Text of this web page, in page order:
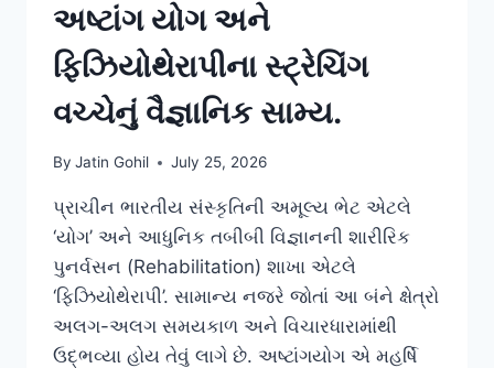
અષ્ટાંગ યોગ અને
ફિઝિયોથેરાપીના સ્ટ્રેચિંગ
વચ્ચેનું વૈજ્ઞાનિક સામ્ય.
By Jatin Gohil July 25, 2026
પ્રાચીન ભારતીય સંસ્કૃતિની અમૂલ્ય ભેટ એટલે
‘યોગ’ અને આધુનિક તબીબી વિજ્ઞાનની શારીરિક
પુનર્વસન (Rehabilitation) શાખા એટલે
‘ફિઝિયોથેરાપી’. સામાન્ય નજરે જોતાં આ બંને ક્ષેત્રો
અલગ-અલગ સમયકાળ અને વિચારધારામાંથી
ઉદ્ભવ્યા હોય તેવું લાગે છે. અષ્ટાંગયોગ એ મહર્ષિ